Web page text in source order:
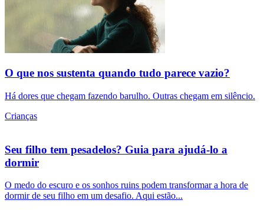
O que nos sustenta quando tudo parece vazio?
Há dores que chegam fazendo barulho. Outras chegam em silêncio.
Crianças
Seu filho tem pesadelos? Guia para ajudá-lo a
dormir
O medo do escuro e os sonhos ruins podem transformar a hora de
dormir de seu filho em um desafio. Aqui estão...